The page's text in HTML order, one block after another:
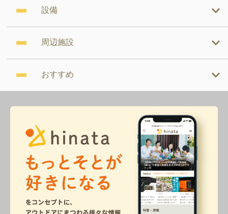
設備
周辺施設
おすすめ